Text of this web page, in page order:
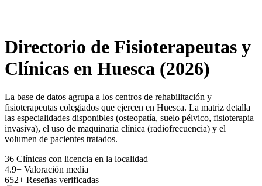
Directorio de Fisioterapeutas y
Clínicas en Huesca (2026)
La base de datos agrupa a los centros de rehabilitación y
fisioterapeutas colegiados que ejercen en Huesca. La matriz detalla
las especialidades disponibles (osteopatía, suelo pélvico, fisioterapia
invasiva), el uso de maquinaria clínica (radiofrecuencia) y el
volumen de pacientes tratados.
36 Clínicas con licencia en la localidad
4.9+ Valoración media
652+ Reseñas verificadas